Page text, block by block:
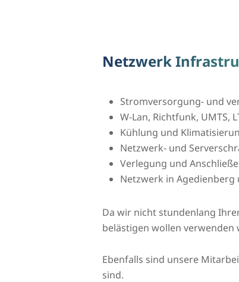
Netzwerk
Stromversorgung- und
W-Lan, Richtfunk, UMTS,
Kühlung und
Netzwerk- und
Verlegung und
Netzwerk in Agedienberg
Da wir nicht stundenlang
belästigen wollen verwenden
Ebenfalls sind unsere
sind.